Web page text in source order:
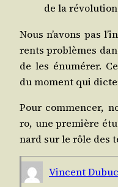
de la
Nous n’avons pas
rents pro­blèmes
de les énu­mé­rer.
du moment qui
Pour com­men­cer,
ro, une pre­mière
nard sur le rôle des
Vincent Dubuc